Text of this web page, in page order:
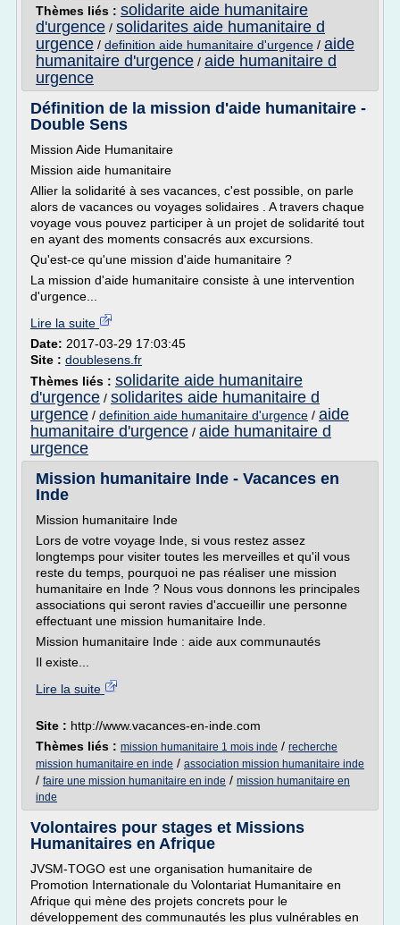
Thèmes liés : solidarite aide humanitaire
d'urgence / solidarites aide humanitaire d
urgence / definition aide humanitaire d'urgence / aide
humanitaire d'urgence / aide humanitaire d
urgence
Définition de la mission d'aide humanitaire -
Double Sens
Mission Aide Humanitaire
Mission aide humanitaire
Allier la solidarité à ses vacances, c'est possible, on parle
alors de vacances ou voyages solidaires . A travers chaque
voyage vous pouvez participer à un projet de solidarité tout
en ayant des moments consacrés aux excursions.
Qu'est-ce qu'une mission d'aide humanitaire ?
La mission d'aide humanitaire consiste à une intervention
d'urgence...
Lire la suite
Date: 2017-03-29 17:03:45
Site : doublesens.fr
Thèmes liés : solidarite aide humanitaire
d'urgence / solidarites aide humanitaire d
urgence / definition aide humanitaire d'urgence / aide
humanitaire d'urgence / aide humanitaire d
urgence
Mission humanitaire Inde - Vacances en
Inde
Mission humanitaire Inde
Lors de votre voyage Inde, si vous restez assez
longtemps pour visiter toutes les merveilles et qu'il vous
reste du temps, pourquoi ne pas réaliser une mission
humanitaire en Inde ? Nous vous donnons les principales
associations qui seront ravies d'accueillir une personne
effectuant une mission humanitaire Inde.
Mission humanitaire Inde : aide aux communautés
Il existe...
Lire la suite
Site : http://www.vacances-en-inde.com
Thèmes liés : mission humanitaire 1 mois inde / recherche
mission humanitaire en inde / association mission humanitaire inde
/ faire une mission humanitaire en inde / mission humanitaire en
inde
Volontaires pour stages et Missions
Humanitaires en Afrique
JVSM-TOGO est une organisation humanitaire de
Promotion Internationale du Volontariat Humanitaire en
Afrique qui mène des projets concrets pour le
développement des communautés les plus vulnérables en